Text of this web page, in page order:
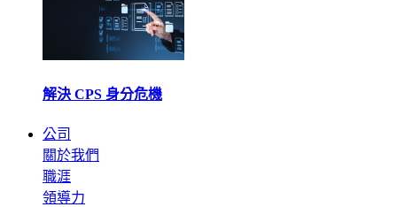
解決 CPS 身分危機
公司
關於我們
職涯
領導力